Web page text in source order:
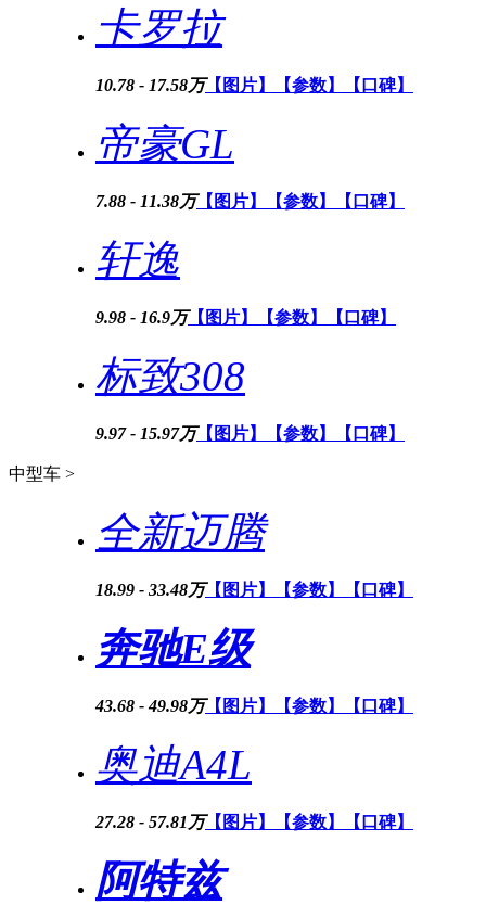
卡罗拉
10.78 - 17.58万【图片】 【参数】 【口碑】
帝豪GL
7.88 - 11.38万【图片】 【参数】 【口碑】
轩逸
9.98 - 16.9万【图片】 【参数】 【口碑】
标致308
9.97 - 15.97万【图片】 【参数】 【口碑】
中型车 >
全新迈腾
18.99 - 33.48万【图片】 【参数】 【口碑】
奔驰E级
43.68 - 49.98万【图片】 【参数】 【口碑】
奥迪A4L
27.28 - 57.81万【图片】 【参数】 【口碑】
阿特兹